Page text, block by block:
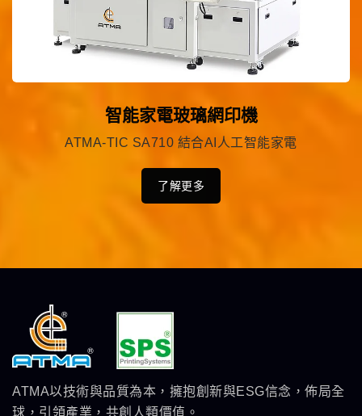
智能家電玻璃網印機
ATMA-TIC SA710 結合AI人工智能家電
了解更多
ATMA以技術與品質為本，擁抱創新與ESG信念，佈局全
球，引領產業，共創人類價值。